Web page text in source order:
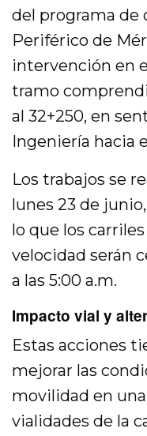
del programa de
Periférico de
intervención en
tramo
al 32+250, en
Ingeniería hacia
Los trabajos se
lunes 23 de
lo que los
velocidad serán
a las 5:00 a.m.
Impacto vial y
Estas acciones
mejorar las
movilidad en
vialidades de la